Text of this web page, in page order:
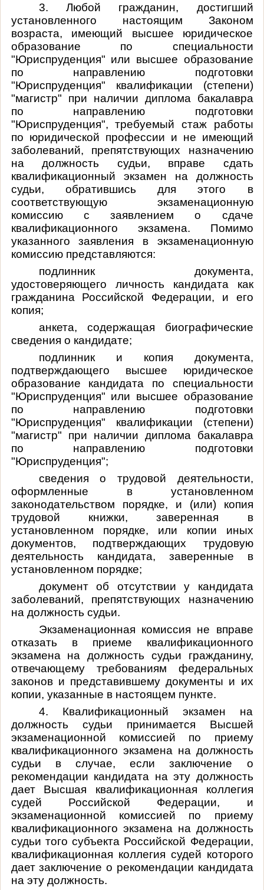
3. Любой гражданин, достигший
установленного настоящим Законом
возраста, имеющий высшее юридическое
образование по специальности
"Юриспруденция" или высшее образование
по направлению подготовки
"Юриспруденция" квалификации (степени)
"магистр" при наличии диплома бакалавра
по направлению подготовки
"Юриспруденция", требуемый стаж работы
по юридической профессии и не имеющий
заболеваний, препятствующих назначению
на должность судьи, вправе сдать
квалификационный экзамен на должность
судьи, обратившись для этого в
соответствующую экзаменационную
комиссию с заявлением о сдаче
квалификационного экзамена. Помимо
указанного заявления в экзаменационную
комиссию представляются:
подлинник документа,
удостоверяющего личность кандидата как
гражданина Российской Федерации, и его
копия;
анкета, содержащая биографические
сведения о кандидате;
подлинник и копия документа,
подтверждающего высшее юридическое
образование кандидата по специальности
"Юриспруденция" или высшее образование
по направлению подготовки
"Юриспруденция" квалификации (степени)
"магистр" при наличии диплома бакалавра
по направлению подготовки
"Юриспруденция";
сведения о трудовой деятельности,
оформленные в установленном
законодательством порядке, и (или) копия
трудовой книжки, заверенная в
установленном порядке, или копии иных
документов, подтверждающих трудовую
деятельность кандидата, заверенные в
установленном порядке;
документ об отсутствии у кандидата
заболеваний, препятствующих назначению
на должность судьи.
Экзаменационная комиссия не вправе
отказать в приеме квалификационного
экзамена на должность судьи гражданину,
отвечающему требованиям федеральных
законов и представившему документы и их
копии, указанные в настоящем пункте.
4. Квалификационный экзамен на
должность судьи принимается Высшей
экзаменационной комиссией по приему
квалификационного экзамена на должность
судьи в случае, если заключение о
рекомендации кандидата на эту должность
дает Высшая квалификационная коллегия
судей Российской Федерации, и
экзаменационной комиссией по приему
квалификационного экзамена на должность
судьи того субъекта Российской Федерации,
квалификационная коллегия судей которого
дает заключение о рекомендации кандидата
на эту должность.